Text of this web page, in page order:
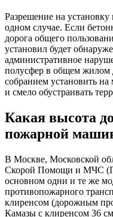
Разрешение на
одном случае. Если
дорога общего
установил будет
административное
полусфер в общем жилом
собранием установить
и смело обустраивать
Какая высота
пожарной
В Москве, Московской
Скорой Помощи и МЧС
основном одни и те же
противопожарного
клиренсом (дорожным
Камазы с клиренсом 36